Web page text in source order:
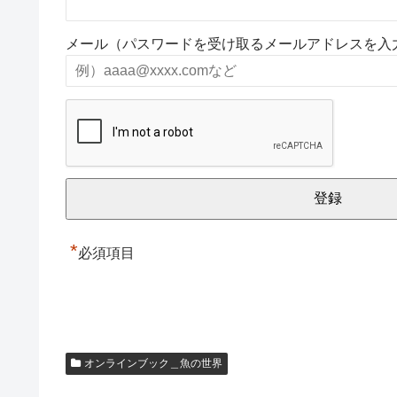
メール（パスワードを受け取るメールアドレスを入
*必須項目
オンラインブック＿魚の世界